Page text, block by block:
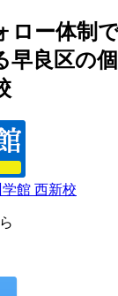
ロー体制
早良区の